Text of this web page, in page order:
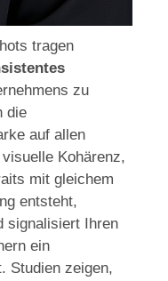
tragen
zu
die
auf allen
Kohärenz,
mit gleichem
entsteht,
signalisiert Ihren
ein
Studien zeigen,